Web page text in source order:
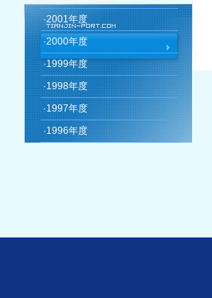
·2001年度
·2000年度
·1999年度
·1998年度
·1997年度
·1996年度